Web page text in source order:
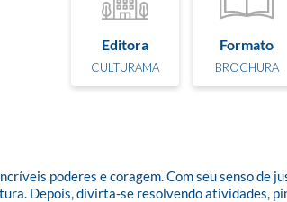
Editora
CULTURAMA
Formato
BROCHURA
poderes e coragem. Com seu senso de
Depois, divirta-se resolvendo atividades,